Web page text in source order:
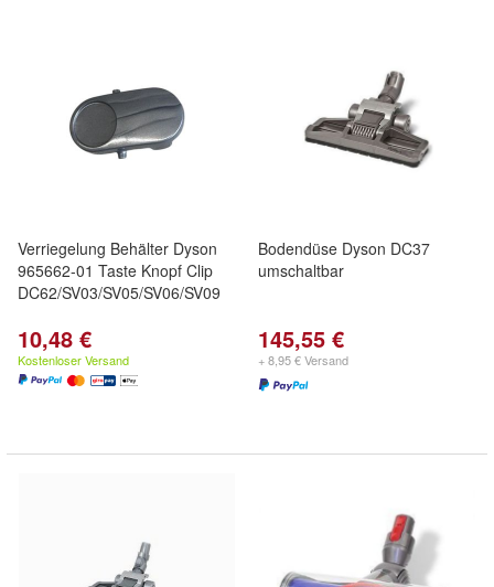
Verriegelung Behälter Dyson
965662-01 Taste Knopf Clip
DC62/SV03/SV05/SV06/SV09
10,48 €
Kostenloser Versand
Bodendüse Dyson DC37
umschaltbar
145,55 €
+ 8,95 € Versand